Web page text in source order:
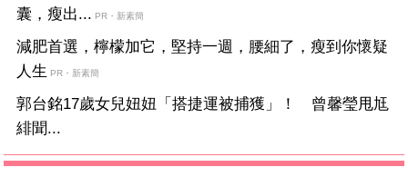
囊，瘦出... PR・新素簡
減肥首選，檸檬加它，堅持一週，腰細了，瘦到你懷疑
人生
PR・新素簡
郭台銘17歲女兒妞妞「搭捷運被捕獲」！ 曾馨瑩甩尪
緋聞...